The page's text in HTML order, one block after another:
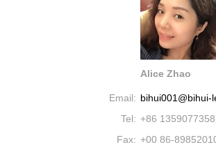
Alice Zhao
Email: bihui001@bihui-
Tel: +86
Fax: +00 86-